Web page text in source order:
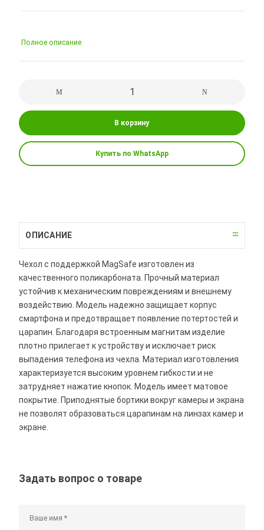
Полное описание
В корзину
Купить по WhatsApp
ОПИСАНИЕ
Чехол с поддержкой MagSafe изготовлен из
качественного поликарбоната. Прочный материал
устойчив к механическим повреждениям и внешнему
воздействию. Модель надежно защищает корпус
смартфона и предотвращает появление потертостей и
царапин. Благодаря встроенным магнитам изделие
плотно прилегает к устройству и исключает риск
выпадения телефона из чехла. Материал изготовления
характеризуется высоким уровнем гибкости и не
затрудняет нажатие кнопок. Модель имеет матовое
покрытие. Приподнятые бортики вокруг камеры и экрана
не позволят образоваться царапинам на линзах камер и
экране.
Задать вопрос о товаре